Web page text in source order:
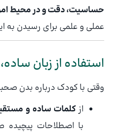
حساسیت، دقت و در محیط
عملی و علمی برای رسیدن
استفاده از زبان
وقتی با کودک درباره بدن
ازکلمات ساده و
با اصطلاحات